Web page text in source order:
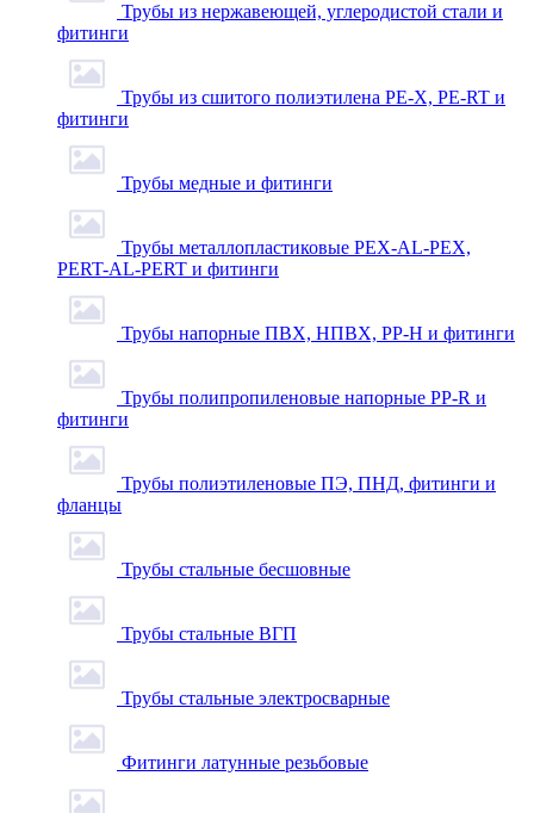
Трубы из нержавеющей, углеродистой стали и
фитинги
Трубы из сшитого полиэтилена PE-X, PE-RT и
фитинги
Трубы медные и фитинги
Трубы металлопластиковые PEX-AL-PEX,
PERT-AL-PERT и фитинги
Трубы напорные ПВХ, НПВХ, PP-H и фитинги
Трубы полипропиленовые напорные PP-R и
фитинги
Трубы полиэтиленовые ПЭ, ПНД, фитинги и
фланцы
Трубы стальные бесшовные
Трубы стальные ВГП
Трубы стальные электросварные
Фитинги латунные резьбовые